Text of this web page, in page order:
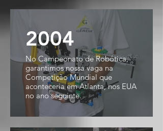
2004
No Campeonato de Robótica,
garantimos nossa vaga na
Competição Mundial que
aconteceria em Atlanta, nos EUA
no ano seguinte.